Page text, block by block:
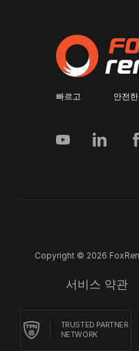
빠르고 안
Copyright © 2026
서비스 약관
TRUSTED PARTNER
NETWORK